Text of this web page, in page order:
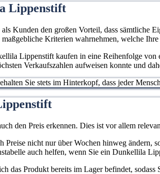
Lippenstift
Kunden den großen Vorteil, dass
Kriterien wahrnehmen, welche
Lippenstift kaufen in eine Reihenfolge
Verkaufszahlen aufweisen konnte und
Sie stets im Hinterkopf, dass jeder
den Preis erkennen. Dies ist vor allem
Preise nicht nur über Wochen hinweg
auch helfen, wenn Sie ein Dunkellila
das Produkt bereits im Lager befindet,